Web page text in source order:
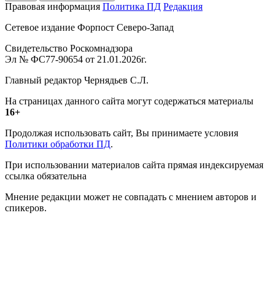
Правовая информация Политика ПД Редакция
Сетевое издание Форпост Северо-Запад
Свидетельство Роскомнадзора
Эл № ФС77-90654 от 21.01.2026г.
Главный редактор Чернядьев С.Л.
На страницах данного сайта могут содержаться материалы
16+
Продолжая использовать сайт, Вы принимаете условия
Политики обработки ПД.
При использовании материалов сайта прямая индексируемая
ссылка обязательна
Мнение редакции может не совпадать с мнением авторов и
спикеров.